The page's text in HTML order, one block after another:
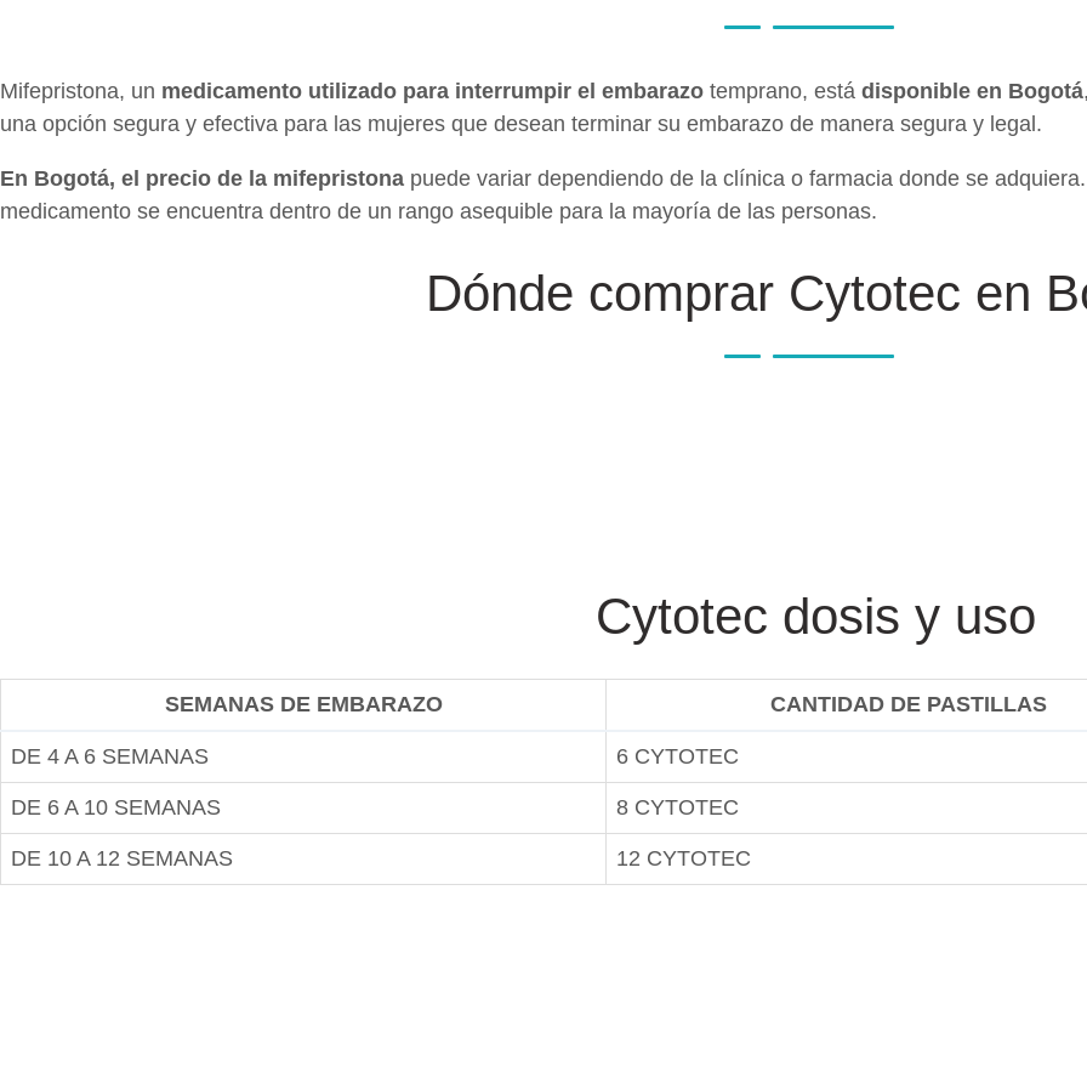
Mifepristona, un medicamento utilizado para interrumpir el embarazo temprano, está disponible en Bogotá
una opción segura y efectiva para las mujeres que desean terminar su embarazo de manera segura y legal.
En Bogotá, el precio de la mifepristona puede variar dependiendo de la clínica o farmacia donde se
medicamento se encuentra dentro de un rango asequible para la mayoría de las personas.
Dónde comprar Cytotec en
Cytotec dosis y uso
SEMANAS DE EMBARAZO CANTIDAD DE PASTILLAS
DE 4 A 6 SEMANAS 6 CYTOTEC
DE 6 A 10 SEMANAS 8 CYTOTEC
DE 10 A 12 SEMANAS 12 CYTOTEC